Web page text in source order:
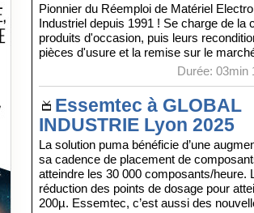
Pionnier du Réemploi de Matériel
Industriel depuis 1991 ! Se charge de la
produits d'occasion, puis leurs
pièces d'usure et la remise sur le
Durée: 03min
Essemtec à GLOBAL
INDUSTRIE Lyon 2025
La solution puma bénéficie d’une
sa cadence de placement de
atteindre les 30 000 composants/heure.
réduction des points de dosage pour
200µ. Essemtec, c’est aussi des